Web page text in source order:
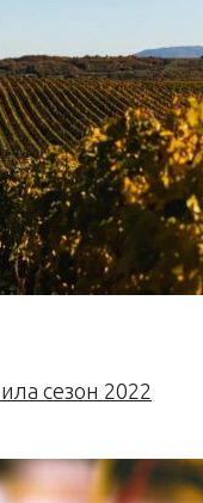
сезон 2022